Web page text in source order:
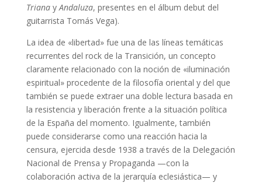
TrianayAndaluza, presentes en el álbum debut del
guitarrista Tomás Vega).
La idea de «libertad» fue una de las líneas temáticas
recurrentes del rock de la Transición, un concepto
claramente relacionado con la noción de «iluminación
espiritual» procedente de la filosofía oriental y del que
también se puede extraer una doble lectura basada en
la resistencia y liberación frente a la situación política
de la España del momento. Igualmente, también
puede considerarse como una reacción hacia la
censura, ejercida desde 1938 a través de la Delegación
Nacional de Prensa y Propaganda —con la
colaboración activa de la jerarquía eclesiástica— y